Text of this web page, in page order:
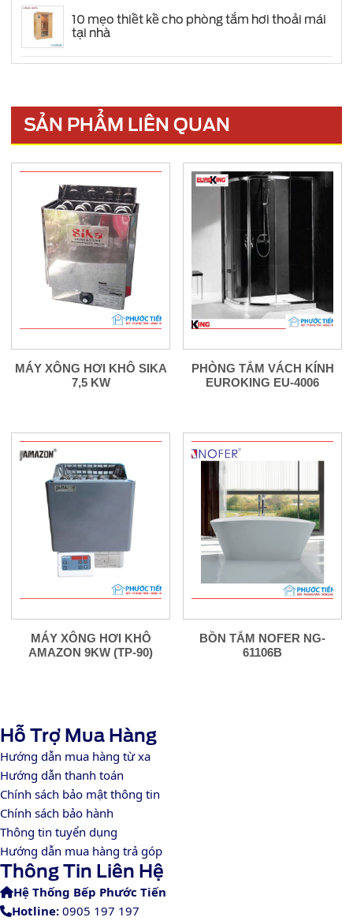
10 mẹo thiết kế cho phòng tắm hơi thoải mái
tại nhà
SẢN PHẨM LIÊN QUAN
MÁY XÔNG HƠI KHÔ SIKA
7,5 KW
PHÒNG TẮM VÁCH KÍNH
EUROKING EU-4006
MÁY XÔNG HƠI KHÔ
AMAZON 9KW (TP-90)
BỒN TẮM NOFER NG-
61106B
Hỗ Trợ Mua Hàng
Hướng dẫn mua hàng từ xa
Hướng dẫn thanh toán
Chính sách bảo mật thông tin
Chính sách bảo hành
Thông tin tuyển dụng
Hướng dẫn mua hàng trả góp
Thông Tin Liên Hệ
Hệ Thống Bếp Phước Tiến
Hotline: 0905 197 197